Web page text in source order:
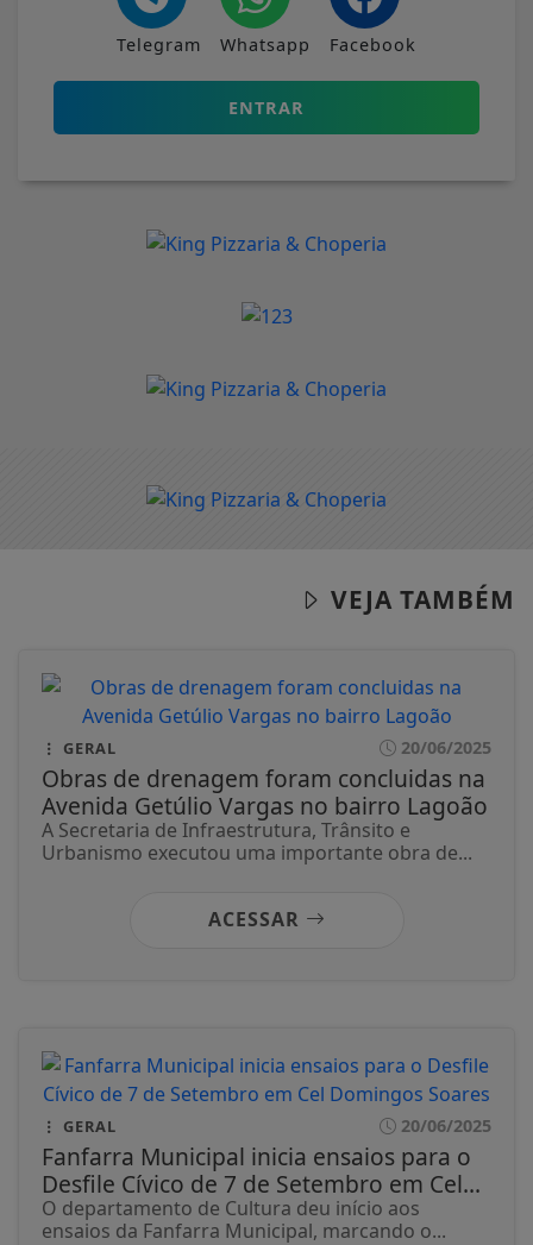
Telegram Whatsapp Facebook
ENTRAR
VEJA TAMBÉM
GERAL 20/06/2025
Obras de drenagem foram concluidas na
Avenida Getúlio Vargas no bairro Lagoão
A Secretaria de Infraestrutura, Trânsito e
Urbanismo executou uma importante obra de...
ACESSAR
GERAL 20/06/2025
Fanfarra Municipal inicia ensaios para o
Desfile Cívico de 7 de Setembro em Cel...
O departamento de Cultura deu início aos
ensaios da Fanfarra Municipal, marcando o...